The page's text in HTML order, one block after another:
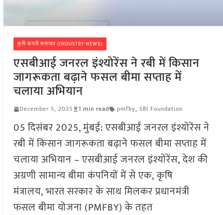
कृषि कंपनी समाचार (INDUSTRY NEWS)
एसबीआई जनरल इंश्योरेंस ने रबी में किसान
जागरूकता बढ़ाने फसल बीमा सप्ताह में
चलाया अभियान
December 5, 2025 1 min read pmfby, SBI Foundation
05 दिसंबर 2025, मुंबई: एसबीआई जनरल इंश्योरेंस ने
रबी में किसान जागरूकता बढ़ाने फसल बीमा सप्ताह में
चलाया अभियान – एसबीआई जनरल इंश्योरेंस, देश की
अग्रणी सामान्य बीमा कंपनियों में से एक, कृषि
मंत्रालय, भारत सरकार के साथ मिलकर प्रधानमंत्री
फसल बीमा योजना (PMFBY) के तहत